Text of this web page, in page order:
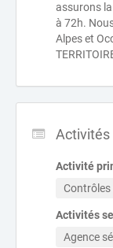
assurons
à 72h.
Alpes et
Activités
Activité
Activités
Agence